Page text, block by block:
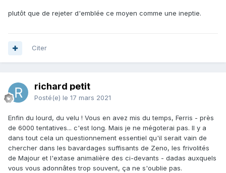
plutôt que de rejeter d'emblée ce moyen comme une ineptie.
Citer
richard petit
Posté(e) le 17 mars 2021
Enfin du lourd, du velu ! Vous en avez mis du temps, Ferris - près
de 6000 tentatives... c'est long. Mais je ne mégoterai pas. Il y a
dans tout cela un questionnement essentiel qu'il serait vain de
chercher dans les bavardages suffisants de Zeno, les frivolités
de Majour et l'extase animalière des ci-devants - dadas auxquels
vous vous adonnâtes trop souvent, ça ne s'oublie pas.